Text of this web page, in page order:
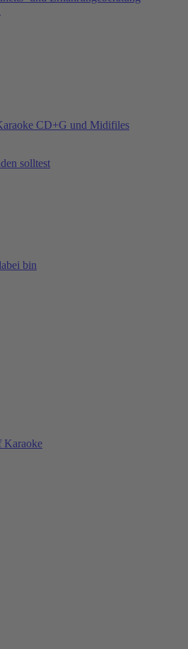
CD+G und Midifiles
solltest
bin
Karaoke